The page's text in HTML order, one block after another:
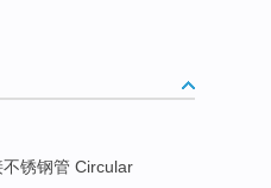
锈钢管 Circular